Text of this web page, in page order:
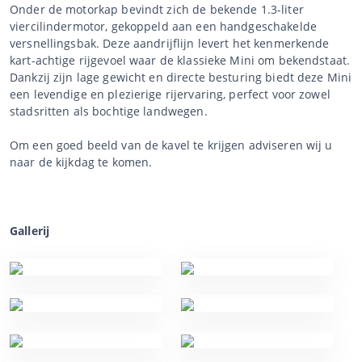
Onder de motorkap bevindt zich de bekende 1.3-liter
viercilindermotor, gekoppeld aan een handgeschakelde
versnellingsbak. Deze aandrijflijn levert het kenmerkende
kart-achtige rijgevoel waar de klassieke Mini om bekendstaat.
Dankzij zijn lage gewicht en directe besturing biedt deze Mini
een levendige en plezierige rijervaring, perfect voor zowel
stadsritten als bochtige landwegen.
Om een goed beeld van de kavel te krijgen adviseren wij u
naar de kijkdag te komen.
Gallerij